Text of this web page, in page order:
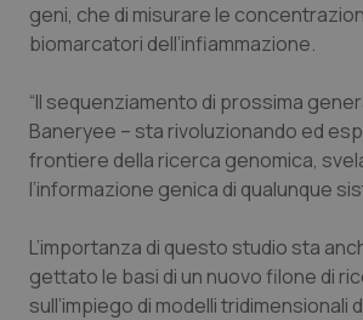
Puglia
Sardegna
Sicilia
Toscana
Umbria
Malattie rare
Malattia di Crohn &
Neuroscienze & patologie
Obesità
Oftalmologia
geni, che di misurare le
biomarcatori dell’infiammazione.
“Il sequenziamento di prossima
Baneryee – sta rivoluzionando ed
frontiere della ricerca genomica,
l’informazione genica di qualunque
L’importanza di questo studio sta
gettato le basi di un nuovo filone di
sull’impiego di modelli tridimensionali